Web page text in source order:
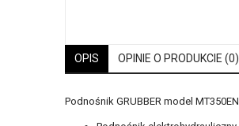
OPIS OPINIE O PRODUKCIE (0)
Podnośnik GRUBBER model MT350EN